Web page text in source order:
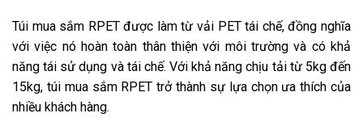
Túi mua sắm RPET được làm từ vải PET tái chế, đồng nghĩa
với việc nó hoàn toàn thân thiện với môi trường và có khả
năng tái sử dụng và tái chế. Với khả năng chịu tải từ 5kg đến
15kg, túi mua sắm RPET trở thành sự lựa chọn ưa thích của
nhiều khách hàng.